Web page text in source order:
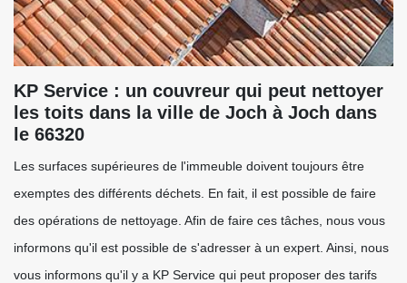
KP Service : un couvreur qui peut nettoyer
les toits dans la ville de Joch à Joch dans
le 66320
Les surfaces supérieures de l'immeuble doivent toujours être
exemptes des différents déchets. En fait, il est possible de faire
des opérations de nettoyage. Afin de faire ces tâches, nous vous
informons qu'il est possible de s'adresser à un expert. Ainsi, nous
vous informons qu'il y a KP Service qui peut proposer des tarifs